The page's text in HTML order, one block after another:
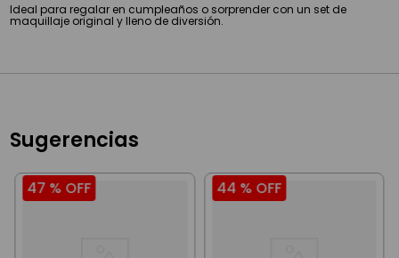
Ideal para regalar en cumpleaños o sorprender con un set de
maquillaje original y lleno de diversión.
Sugerencias
47 % OFF 44 % OFF